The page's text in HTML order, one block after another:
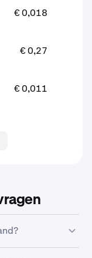
€ 0,018
€ 0,27
€ 0,011